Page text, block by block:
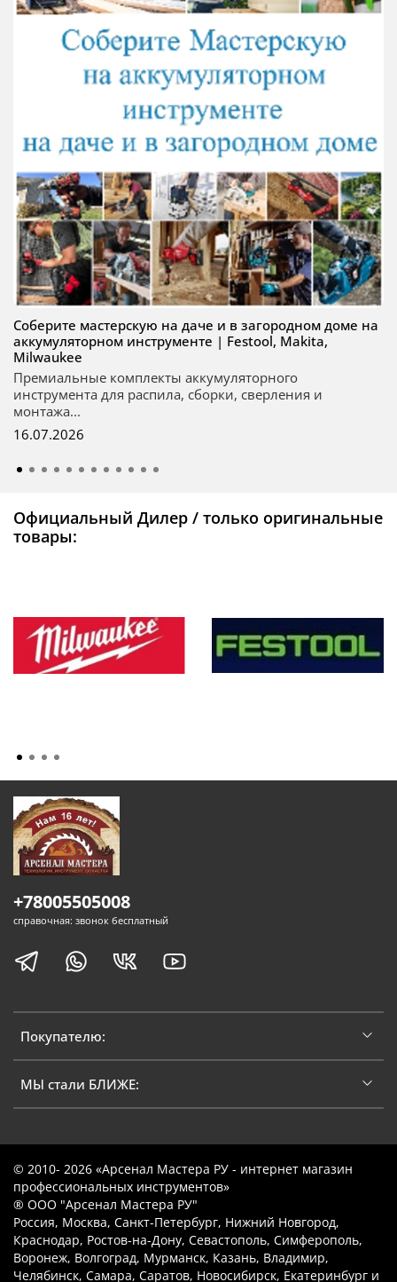
Соберите мастерскую на даче и в загородном доме на
аккумуляторном инструменте | Festool, Makita,
Milwaukee
Премиальные комплекты аккумуляторного
инструмента для распила, сборки, сверления и
монтажа...
16.07.2026
Официальный Дилер / только оригинальные
товары:
Покупателю:
МЫ стали БЛИЖЕ:
+78005505008
справочная: звонок бесплатный
© 2010- 2026 «Арсенал Мастера РУ - интернет магазин
профессиональных инструментов»
® ООО "Арсенал Мастера РУ"
Россия, Москва, Санкт-Петербург, Нижний Новгород,
Краснодар, Ростов-на-Дону, Севастополь, Симферополь,
Воронеж, Волгоград, Мурманск, Казань, Владимир,
Челябинск, Самара, Саратов, Новосибирск, Екатеринбург и